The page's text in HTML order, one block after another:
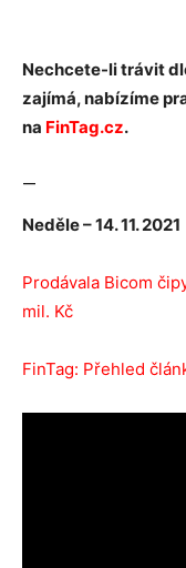
Nechcete-li trávit
zajímá, nabízíme
na FinTag.cz.
—
Neděle – 14. 11. 2021
Prodávala Bicom
mil. Kč
FinTag: Přehled